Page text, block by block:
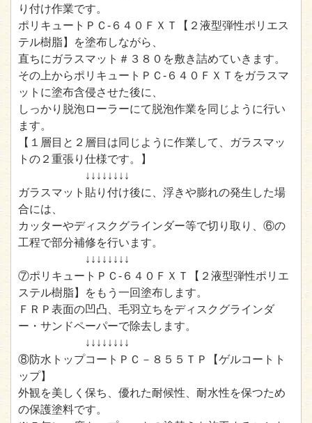
り付け作業です。
ポリキュートＰＣ-６４０ＦＸＴ【２液型弾性ポリエス
テル樹脂】を塗布しながら、
直ちにガラスマット＃３８０を敷き詰めていきます。
その上からポリキュートＰＣ-６４０ＦＸＴをガラスマ
ットに塗布含侵させた後に、
しっかり脱泡ローラーにて脱泡作業を同じように行い
ます。
【１層目と２層目は同じように作業して、ガラスマッ
トの２重張り仕様です。】
↓↓↓↓↓↓↓↓
ガラスマット貼り付け後に、浮きや膨れの発生した場
合には、
カッターやディスクグラインダー等で切り取り、⑥の
工程で部分補修を行います。
↓↓↓↓↓↓↓↓
⑦ポリキュートＰＣ-６４０ＦＸＴ【２液型弾性ポリエ
ステル樹脂】をもう一回塗布します。
ＦＲＰ表面の凹凸、毛羽立ちをディスクグラインダ
ー・サンドペーパーで除去します。
↓↓↓↓↓↓↓↓
⑧防水トップコートＰＣ－８５５ＴＰ【ゲルコートト
ップ】
外観を美しく保ち、優れた耐候性、耐水性を保つため
の保護塗料です。